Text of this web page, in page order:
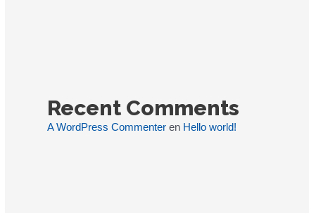
Recent Comments
A WordPress Commenter en Hello world!